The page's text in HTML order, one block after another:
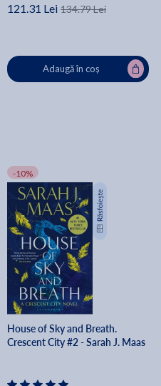
121.31 Lei 134.79 Lei
Adaugă în coș
-10%
House of Sky and Breath.
Crescent City #2 - Sarah J. Maas